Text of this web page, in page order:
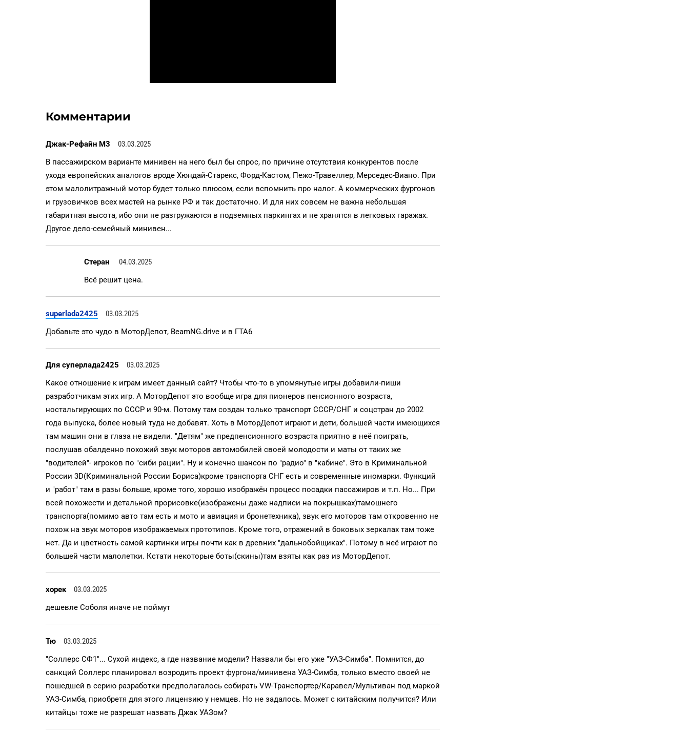
Комментарии
Джак-Рефайн М3
03.03.2025
В пассажирском варианте минивен на него был бы спрос, по причине отсутствия конкурентов после
ухода европейских аналогов вроде Хюндай-Старекс, Форд-Кастом, Пежо-Травеллер, Мерседес-Виано. При
этом малолитражный мотор будет только плюсом, если вспомнить про налог. А коммерческих фургонов
и грузовичков всех мастей на рынке РФ и так достаточно. И для них совсем не важна небольшая
габаритная высота, ибо они не разгружаются в подземных паркингах и не хранятся в легковых гаражах.
Другое дело-семейный минивен...
Стеран
04.03.2025
Всё решит цена.
superlada2425
03.03.2025
Добавьте это чудо в МоторДепот, BeamNG.drive и в ГТА6
Для суперлада2425
03.03.2025
Какое отношение к играм имеет данный сайт? Чтобы что-то в упомянутые игры добавили-пиши
разработчикам этих игр. А МоторДепот это вообще игра для пионеров пенсионного возраста,
ностальгирующих по СССР и 90-м. Потому там создан только транспорт СССР/СНГ и соцстран до 2002
года выпуска, более новый туда не добавят. Хоть в МоторДепот играют и дети, большей части имеющихся
там машин они в глаза не видели. "Детям" же предпенсионного возраста приятно в неё поиграть,
послушав обалденно похожий звук моторов автомобилей своей молодости и маты от таких же
"водителей"- игроков по "сиби рации". Ну и конечно шансон по "радио" в "кабине". Это в Криминальной
России 3D(Криминальной России Бориса)кроме транспорта СНГ есть и современные иномарки. Функций
и "работ" там в разы больше, кроме того, хорошо изображён процесс посадки пассажиров и т.п. Но... При
всей похожести и детальной прорисовке(изображены даже надписи на покрышках)тамошнего
транспорта(помимо авто там есть и мото и авиация и бронетехника), звук его моторов там откровенно не
похож на звук моторов изображаемых прототипов. Кроме того, отражений в боковых зеркалах там тоже
нет. Да и цветность самой картинки игры почти как в древних "дальнобойщиках". Потому в неё играют по
большей части малолетки. Кстати некоторые боты(скины)там взяты как раз из МоторДепот.
хорек
03.03.2025
дешевле Соболя иначе не поймут
Тю
03.03.2025
"Соллерс СФ1"... Сухой индекс, а где название модели? Назвали бы его уже "УАЗ-Симба". Помнится, до
санкций Соллерс планировал возродить проект фургона/минивена УАЗ-Симба, только вместо своей не
пошедшей в серию разработки предполагалось собирать VW-Транспортер/Каравел/Мультиван под маркой
УАЗ-Симба, приобретя для этого лицензию у немцев. Но не задалось. Может с китайским получится? Или
китайцы тоже не разрешат назвать Джак УАЗом?